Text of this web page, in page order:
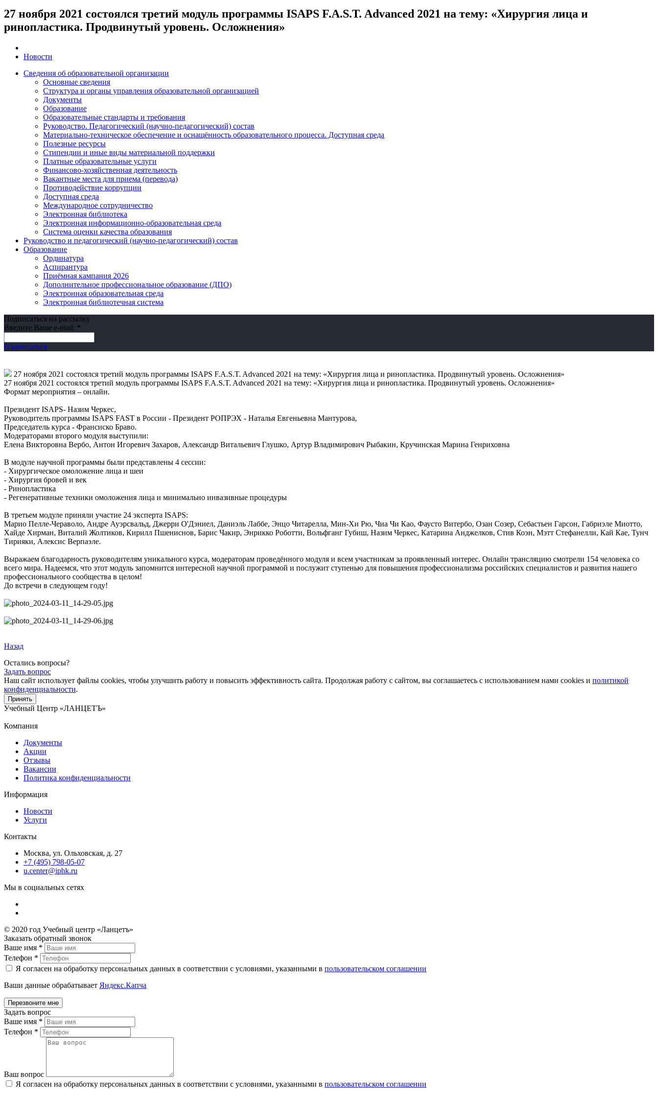
27 ноября 2021 состоялся третий модуль программы ISAPS F.A.S.T. Advanced 2021 на тему: «Хирургия лица и
ринопластика. Продвинутый уровень. Осложнения»
Новости
Сведения об образовательной организации
Основные сведения
Структура и органы управления образовательной организацией
Документы
Образование
Образовательные стандарты и требования
Руководство. Педагогический (научно-педагогический) состав
Материально-техническое обеспечение и оснащённость образовательного процесса. Доступная среда
Полезные ресурсы
Стипендии и иные виды материальной поддержки
Платные образовательные услуги
Финансово-хозяйственная деятельность
Вакантные места для приема (перевода)
Противодействие коррупции
Доступная среда
Международное сотрудничество
Электронная библиотека
Электронная информационно-образовательная среда
Система оценки качества образования
Руководство и педагогический (научно-педагогический) состав
Образование
Ординатура
Аспирантура
Приёмная кампания 2026
Дополнительное профессиональное образование (ДПО)
Электронная образовательная среда
Электронная библиотечная система
Подписаться на рассылку
Введите Ваше e-mail: *
Подписаться
27 ноября 2021 состоялся третий модуль программы ISAPS F.A.S.T. Advanced 2021 на тему: «Хирургия лица и ринопластика. Продвинутый уровень. Осложнения»
27 ноября 2021 состоялся третий модуль программы ISAPS F.A.S.T. Advanced 2021 на тему: «Хирургия лица и ринопластика. Продвинутый уровень. Осложнения»
Формат мероприятия – онлайн.
Президент ISAPS- Назим Черкес,
Руководитель программы ISAPS FAST в России - Президент РОПРЭХ - Наталья Евгеньевна Мантурова,
Председатель курса - Франсиско Браво.
Модераторами второго модуля выступили:
Елена Викторовна Вербо, Антон Игоревич Захаров, Александр Витальевич Глушко, Артур Владимирович Рыбакин, Кручинская Марина Генриховна
В модуле научной программы были представлены 4 сессии:
- Хирургическое омоложение лица и шеи
- Хирургия бровей и век
- Ринопластика
- Регенеративные техники омоложения лица и минимально инвазивные процедуры
В третьем модуле приняли участие 24 эксперта ISAPS:
Марио Пелле-Чераволо, Андре Ауэрсвальд, Джерри О'Дэниел, Даниэль Лаббе, Энцо Читарелла, Мин-Хи Рю, Чиа Чи Као, Фаусто Витербо, Озан Созер, Себастьен Гарсон, Габриэле Миотто,
Хайде Хирман, Виталий Жолтиков, Кирилл Пшениснов, Барис Чакир, Энрикко Роботти, Вольфганг Губиш, Назим Черкес, Катарина Анджелков, Стив Коэн, Мэтт Стефанелли, Кай Кае, Тунч
Тирияки, Алексис Верпаэле.
Выражаем благодарность руководителям уникального курса, модераторам проведённого модуля и всем участникам за проявленный интерес. Онлайн трансляцию смотрели 154 человека со
всего мира. Надеемся, что этот модуль запомнится интересной научной программой и послужит ступенью для повышения профессионализма российских специалистов и развития нашего
профессионального сообщества в целом!
До встречи в следующем году!
Назад
Остались вопросы?
Задать вопрос
Наш сайт использует файлы cookies, чтобы улучшить работу и повысить эффективность сайта. Продолжая работу с сайтом, вы соглашаетесь с использованием нами cookies и политикой
конфиденциальности.
Принять
Учебный Центр «ЛАНЦЕТЪ»
Компания
Документы
Акции
Отзывы
Вакансии
Политика конфиденциальности
Информация
Новости
Услуги
Контакты
Москва, ул. Ольховская, д. 27
+7 (495) 798-05-07
u.center@iphk.ru
Мы в социальных сетях
© 2020 год Учебный центр «Ланцетъ»
Заказать обратный звонок
Ваше имя *
Телефон *
Я согласен на обработку персональных данных в соответствии с условиями, указанными в пользовательском соглашении
Ваши данные обрабатывает Яндекс.Капча
Задать вопрос
Ваше имя *
Телефон *
Ваш вопрос
Я согласен на обработку персональных данных в соответствии с условиями, указанными в пользовательском соглашении